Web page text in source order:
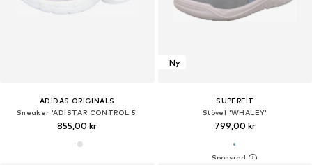
ADIDAS ORIGINALS
Sneaker 'ADISTAR CONTROL 5'
855,00 kr
Ny
SUPERFIT
Stövel 'WHALEY'
799,00 kr